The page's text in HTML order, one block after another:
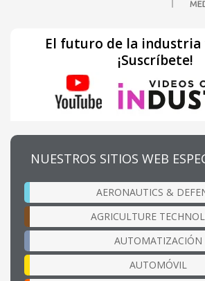
El futuro de la industria
¡Suscríbete!
NUESTROS SITIOS WEB
AERONAUTICS &
AGRICULTURE
AUTOMATIZACIÓN
AUTOMÓVIL